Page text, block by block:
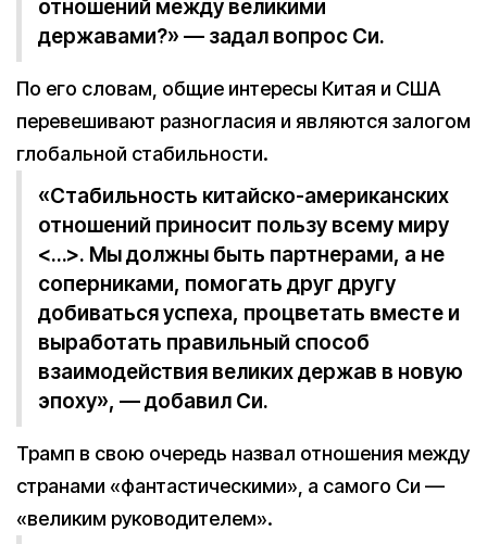
отношений между великими
державами?» — задал вопрос Си.
По его словам, общие интересы Китая и США
перевешивают разногласия и являются залогом
глобальной стабильности.
«Стабильность китайско-американских
отношений приносит пользу всему миру
<…>. Мы должны быть партнерами, а не
соперниками, помогать друг другу
добиваться успеха, процветать вместе и
выработать правильный способ
взаимодействия великих держав в новую
эпоху», — добавил Си.
Трамп в свою очередь назвал отношения между
странами «фантастическими», а самого Си —
«великим руководителем».